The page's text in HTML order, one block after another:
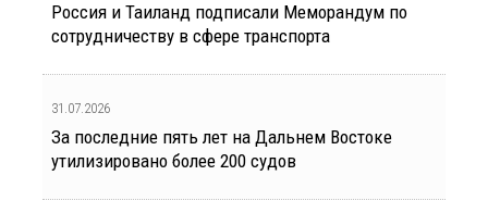
Россия и Таиланд подписали Меморандум по
сотрудничеству в сфере транспорта
31.07.2026
За последние пять лет на Дальнем Востоке
утилизировано более 200 судов